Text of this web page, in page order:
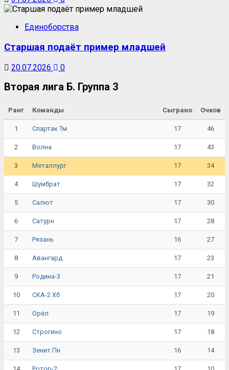
Единоборства
Старшая подаёт пример младшей
20.07.2026 0
Вторая лига Б. Группа 3
Ранг Команды Сыграно Очков
1 Спартак Тм 17 46
2 Волна 17 43
3 Металлург 17 34
4 Шумбрат 17 32
5 Салют 17 30
6 Сатурн 17 28
7 Рязань 16 27
8 Авангард 17 23
9 Родина-3 17 21
10 СКА-2 Хб 17 20
11 Орёл 17 19
12 Строгино 17 18
13 Зенит Пн 16 14